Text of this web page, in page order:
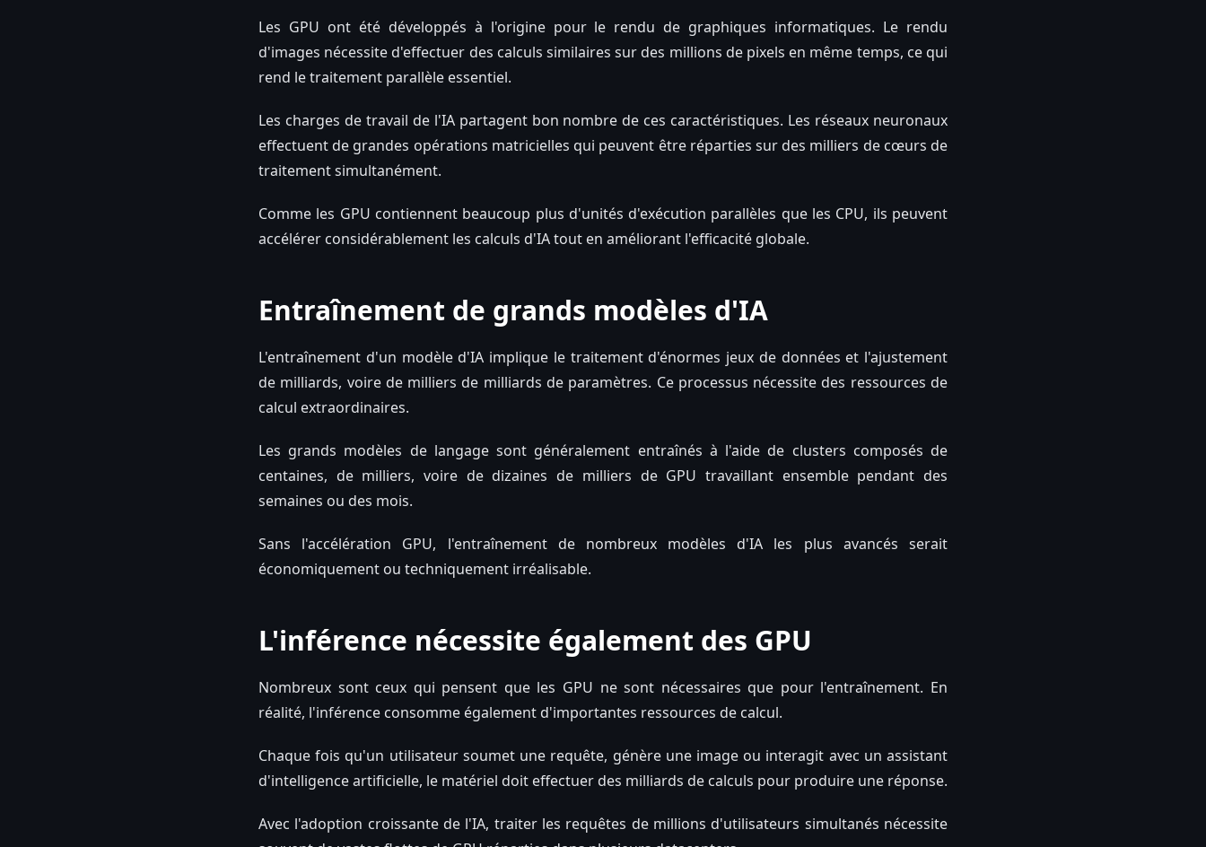
Les GPU ont été développés à l'origine pour le rendu de graphiques informatiques. Le rendu
d'images nécessite d'effectuer des calculs similaires sur des millions de pixels en même temps, ce qui
rend le traitement parallèle essentiel.
Les charges de travail de l'IA partagent bon nombre de ces caractéristiques. Les réseaux neuronaux
effectuent de grandes opérations matricielles qui peuvent être réparties sur des milliers de cœurs de
traitement simultanément.
Comme les GPU contiennent beaucoup plus d'unités d'exécution parallèles que les CPU, ils peuvent
accélérer considérablement les calculs d'IA tout en améliorant l'efficacité globale.
Entraînement de grands modèles d'IA
L'entraînement d'un modèle d'IA implique le traitement d'énormes jeux de données et l'ajustement
de milliards, voire de milliers de milliards de paramètres. Ce processus nécessite des ressources de
calcul extraordinaires.
Les grands modèles de langage sont généralement entraînés à l'aide de clusters composés de
centaines, de milliers, voire de dizaines de milliers de GPU travaillant ensemble pendant des
semaines ou des mois.
Sans l'accélération GPU, l'entraînement de nombreux modèles d'IA les plus avancés serait
économiquement ou techniquement irréalisable.
L'inférence nécessite également des GPU
Nombreux sont ceux qui pensent que les GPU ne sont nécessaires que pour l'entraînement. En
réalité, l'inférence consomme également d'importantes ressources de calcul.
Chaque fois qu'un utilisateur soumet une requête, génère une image ou interagit avec un assistant
d'intelligence artificielle, le matériel doit effectuer des milliards de calculs pour produire une réponse.
Avec l'adoption croissante de l'IA, traiter les requêtes de millions d'utilisateurs simultanés nécessite